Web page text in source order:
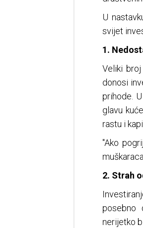
U
svijet
1.
Veliki
donosi
prihode.
glavu
rastu i
"Ako
2. Strah
posebno
nerijetko